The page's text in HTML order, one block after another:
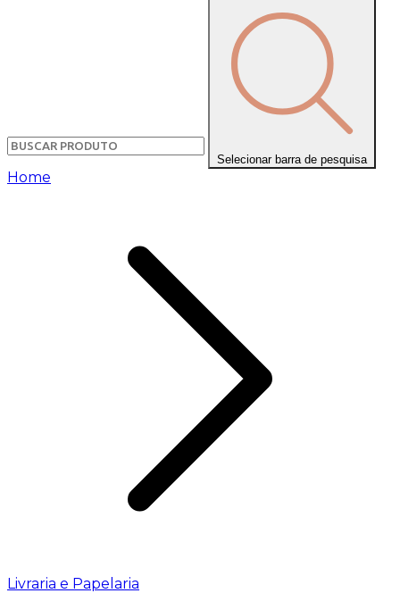
Selecionar barra de pesquisa
Home
Livraria e Papelaria